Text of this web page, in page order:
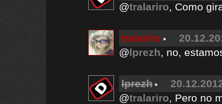
@tralariro, Como
tralariro
@lprezh, no,
lprezh
@tralariro, Pero no